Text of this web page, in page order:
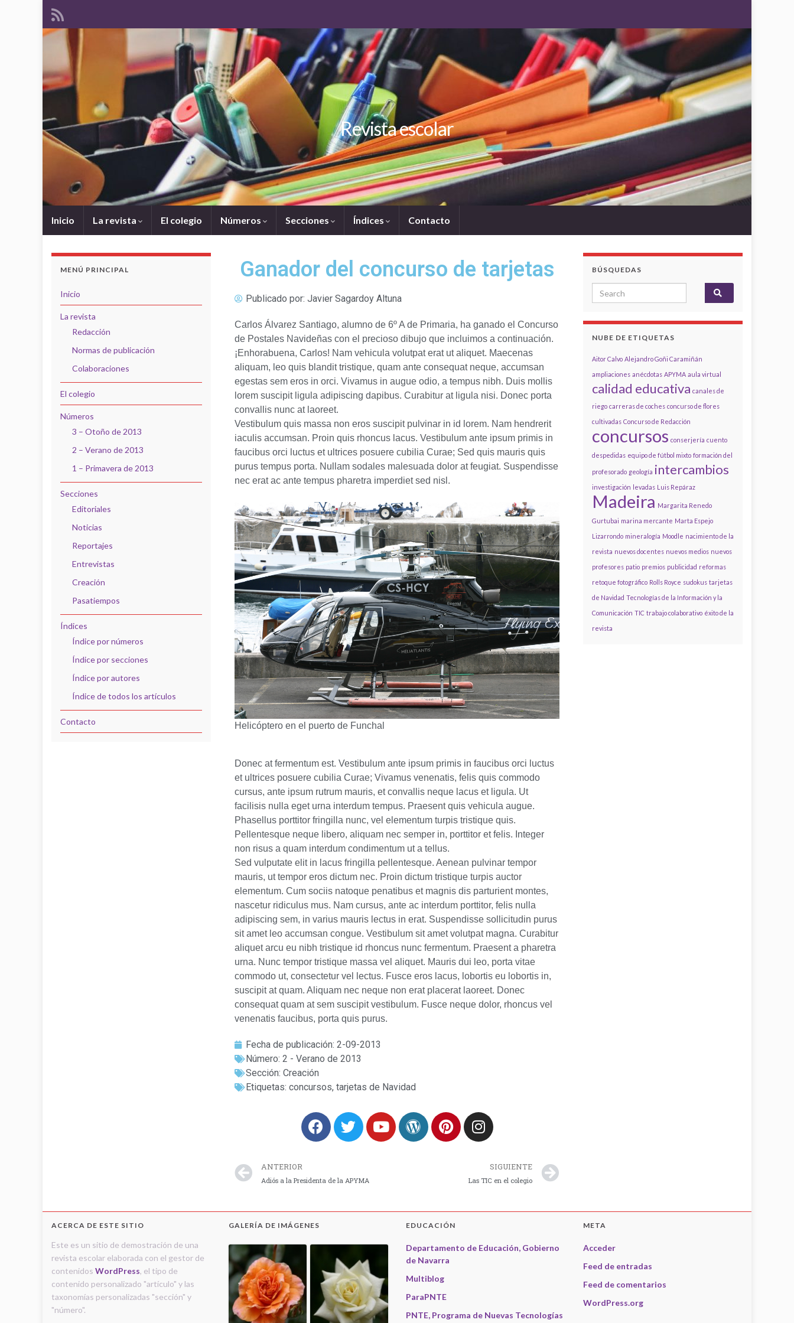
Revista escolar
Inicio La revista El colegio Números Secciones Índices Contacto
Ganador del concurso de tarjetas
Publicado por: Javier Sagardoy Altuna
Carlos Álvarez Santiago, alumno de 6º A de Primaria, ha ganado el Concurso
de Postales Navideñas con el precioso dibujo que incluimos a continuación.
¡Enhorabuena, Carlos! Nam vehicula volutpat erat ut aliquet. Maecenas
aliquam, leo quis blandit tristique, quam ante consequat neque, accumsan
egestas sem eros in orci. Vivamus in augue odio, a tempus nibh. Duis mollis
lorem suscipit ligula adipiscing dapibus. Curabitur at ligula nisi. Donec porta
convallis nunc at laoreet.
Vestibulum quis massa non eros suscipit pulvinar in id lorem. Nam hendrerit
iaculis accumsan. Proin quis rhoncus lacus. Vestibulum ante ipsum primis in
faucibus orci luctus et ultrices posuere cubilia Curae; Sed quis mauris quis
purus tempus porta. Nullam sodales malesuada dolor at feugiat. Suspendisse
nec erat ac ante tempus pharetra imperdiet sed nisl.
Helicóptero en el puerto de Funchal
Donec at fermentum est. Vestibulum ante ipsum primis in faucibus orci luctus
et ultrices posuere cubilia Curae; Vivamus venenatis, felis quis commodo
cursus, ante ipsum rutrum mauris, et convallis neque lacus et ligula. Ut
facilisis nulla eget urna interdum tempus. Praesent quis vehicula augue.
Phasellus porttitor fringilla nunc, vel elementum turpis tristique quis.
Pellentesque neque libero, aliquam nec semper in, porttitor et felis. Integer
non risus a quam interdum condimentum ut a tellus.
Sed vulputate elit in lacus fringilla pellentesque. Aenean pulvinar tempor
mauris, ut tempor eros dictum nec. Proin dictum tristique turpis auctor
elementum. Cum sociis natoque penatibus et magnis dis parturient montes,
nascetur ridiculus mus. Nam cursus, ante ac interdum porttitor, felis nulla
adipiscing sem, in varius mauris lectus in erat. Suspendisse sollicitudin purus
sit amet leo accumsan congue. Vestibulum sit amet volutpat magna. Curabitur
aliquet arcu eu nibh tristique id rhoncus nunc fermentum. Praesent a pharetra
urna. Nunc tempor tristique massa vel aliquet. Mauris dui leo, porta vitae
commodo ut, consectetur vel lectus. Fusce eros lacus, lobortis eu lobortis in,
suscipit at quam. Aliquam nec neque non erat placerat laoreet. Donec
consequat quam at sem suscipit vestibulum. Fusce neque dolor, rhoncus vel
venenatis faucibus, porta quis purus.
Fecha de publicación: 2-09-2013
Número: 2 - Verano de 2013
Sección: Creación
Etiquetas: concursos, tarjetas de Navidad
ANTERIOR
Adiós a la Presidenta de la APYMA
SIGUIENTE
Las TIC en el colegio
MENÚ PRINCIPAL
Inicio
La revista
Redacción
Normas de publicación
Colaboraciones
El colegio
Números
3 – Otoño de 2013
2 – Verano de 2013
1 – Primavera de 2013
Secciones
Editoriales
Noticias
Reportajes
Entrevistas
Creación
Pasatiempos
Índices
Índice por números
Índice por secciones
Índice por autores
Índice de todos los artículos
Contacto
BÚSQUEDAS
NUBE DE ETIQUETAS
Aitor Calvo Alejandro Goñi Caramiñán
ampliaciones anécdotas APYMA aula virtual
calidad educativa canales de
riego carreras de coches concurso de flores
cultivadas Concurso de Redacción
concursos conserjería cuento
despedidas equipo de fútbol mixto formación del
profesorado geología intercambios
investigación levadas Luis Repáraz
Madeira Margarita Renedo
Gurtubai marina mercante Marta Espejo
Lizarrondo mineralogía Moodle nacimiento de la
revista nuevos docentes nuevos medios nuevos
profesores patio premios publicidad reformas
retoque fotográfico Rolls Royce sudokus tarjetas
de Navidad Tecnologías de la Información y la
Comunicación TIC trabajo colaborativo éxito de la
revista
ACERCA DE ESTE SITIO
Este es un sitio de demostración de una
revista escolar elaborada con el gestor de
contenidos WordPress, el tipo de
contenido personalizado "artículo" y las
taxonomías personalizadas "sección" y
"número".
GALERÍA DE IMÁGENES EDUCACIÓN
Departamento de Educación, Gobierno
de Navarra
Multiblog
ParaPNTE
PNTE, Programa de Nuevas Tecnologías
META
Acceder
Feed de entradas
Feed de comentarios
WordPress.org